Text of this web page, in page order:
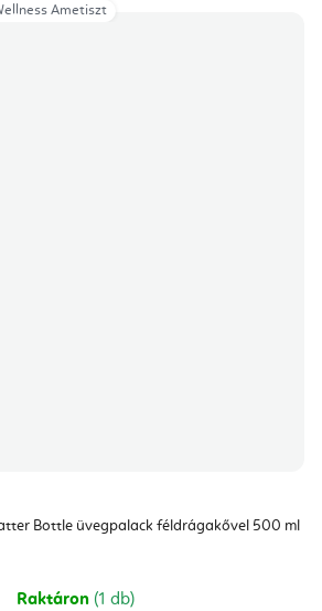
Bottle üvegpalack féldrágakővel 500 ml
Raktáron (1 db)
Ametiszt